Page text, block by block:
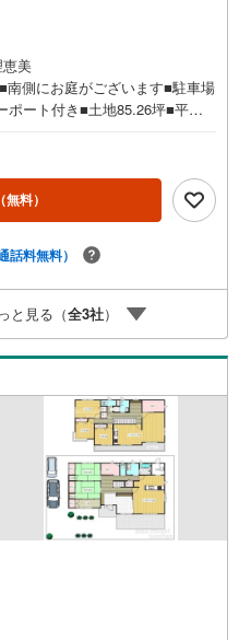
美
側にお庭がございます■駐車場
ート付き■土地85.26坪■平成1
（無料）
話料無料）
と見る（全3社）